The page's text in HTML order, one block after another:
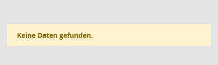
Keine Daten gefunden.